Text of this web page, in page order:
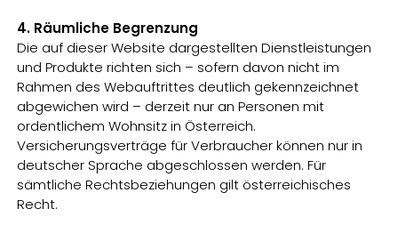
4. Räumliche Begrenzung
Die auf dieser Website dargestellten Dienstleistungen
und Produkte richten sich – sofern davon nicht im
Rahmen des Webauftrittes deutlich gekennzeichnet
abgewichen wird – derzeit nur an Personen mit
ordentlichem Wohnsitz in Österreich.
Versicherungsverträge für Verbraucher können nur in
deutscher Sprache abgeschlossen werden. Für
sämtliche Rechtsbeziehungen gilt österreichisches
Recht.